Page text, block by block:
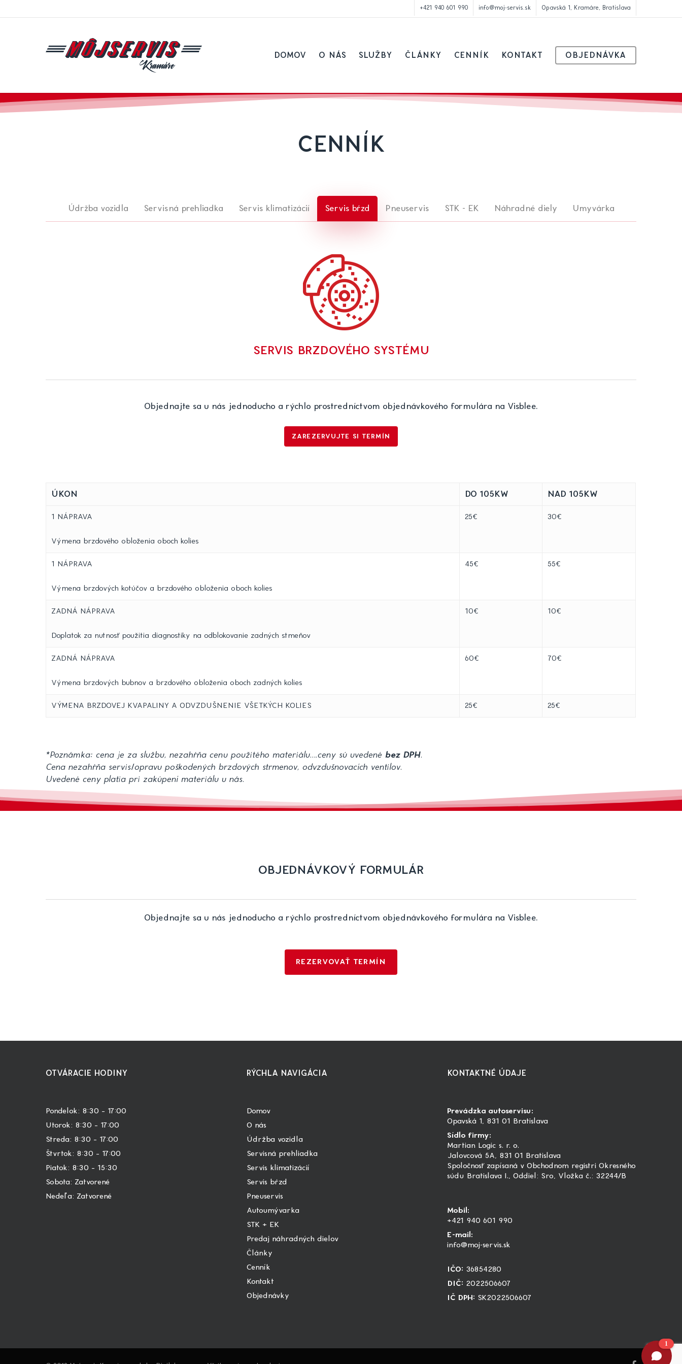
to
+421 940 601 990 info@moj-servis.sk Opavská 1, Kramáre, Bratislava
DOMOV O NÁS SLUŽBY ČLÁNKY CENNÍK KONTAKT OBJEDNÁVKA
CENNÍK
Údržba vozidla Servisná prehliadka Servis klimatizácií Servis bŕzd Pneuservis STK - EK Náhradné diely Umyvárka
SERVIS BRZDOVÉHO SYSTÉMU
Objednajte sa u nás jednoducho a rýchlo prostredníctvom objednávkového formulára na Visblee.
ZAREZERVUJTE SI TERMÍN
ÚKON DO 105KW NAD 105KW
1 NÁPRAVA
Výmena brzdového obloženia oboch kolies
25€ 30€
1 NÁPRAVA
Výmena brzdových kotúčov a brzdového obloženia oboch kolies
45€ 55€
ZADNÁ NÁPRAVA
Doplatok za nutnosť použitia diagnostiky na odblokovanie zadných stmeňov
10€ 10€
ZADNÁ NÁPRAVA
Výmena brzdových bubnov a brzdového obloženia oboch zadných kolies
60€ 70€
VÝMENA BRZDOVEJ KVAPALINY A ODVZDUŠNENIE VŠETKÝCH KOLIES 25€ 25€
*Poznámka: cena je za službu, nezahŕňa cenu použitého materiálu….ceny sú uvedenébez DPH.
Cena nezahŕňa servis/opravu poškodených brzdových strmenov, odvzdušnovacích ventilov.
Uvedené ceny platia pri zakúpení materiálu u nás.
OBJEDNÁVKOVÝ FORMULÁR
Objednajte sa u nás jednoducho a rýchlo prostredníctvom objednávkového formulára na Visblee.
REZERVOVAŤ TERMÍN
OTVÁRACIE HODINY
Pondelok: 8:30 – 17:00
Utorok: 8:30 – 17:00
Streda: 8:30 – 17:00
Štvrtok: 8:30 – 17:00
Piatok: 8:30 – 15:30
Sobota: Zatvorené
Nedeľa: Zatvorené
RÝCHLA NAVIGÁCIA
Domov
O nás
Údržba vozidla
Servisná prehliadka
Servis klimatizácií
Servis bŕzd
Pneuservis
Autoumývarka
STK + EK
Predaj náhradných dielov
Články
Cenník
Kontakt
Objednávky
KONTAKTNÉ ÚDAJE
Prevádzka autoservisu:
Opavská 1, 831 01 Bratislava
Sídlo firmy:
Martian Logic s. r. o.
Jalovcová 5A, 831 01 Bratislava
Spoločnosť zapísaná v Obchodnom registri Okresného
súdu Bratislava I., Oddiel: Sro, Vložka č.: 32244/B
Mobil:
+421 940 601 990
E-mail:
info@moj-servis.sk
IČO: 36854280
DIČ: 2022506607
IČ DPH: SK2022506607